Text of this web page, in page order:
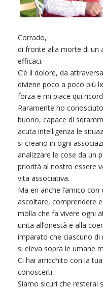
Corrado,
di fronte alla morte di un
efficaci.
C’è il dolore, da
diviene poco a poco più
forza e mi piace qui
Raramente ho
buono, capace di
acuta intelligenza le
si creano in ogni
analizzare le cose da un
priorità al nostro essere
vita associativa.
Ma eri anche l’amico
ascoltare, comprendere
molla che fa vivere ogni
unita all’onestà e alla
imparato che ciascuno
si eleva sopra le umane
Ci hai arricchito con la
conoscerti .
Siamo sicuri che resterai